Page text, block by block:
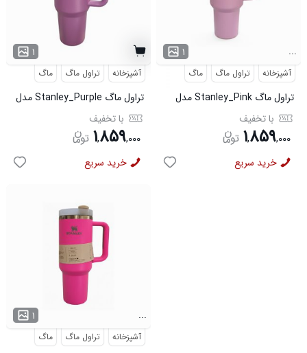
۱
آشپزخانه تراول ماگ ماگ
تراول ماگ Stanley_Purple مدل
3780با تخفیف
۱,۸۵۹,۰۰۰
خرید سریع
۱ ...
آشپزخانه تراول ماگ ماگ
تراول ماگ Stanley_Pink مدل
3779با تخفیف
۱,۸۵۹,۰۰۰
خرید سریع
۱ ...
آشپزخانه تراول ماگ ماگ